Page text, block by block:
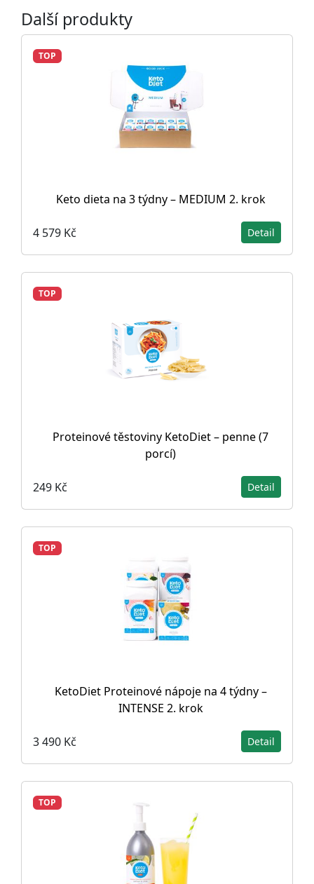
Další produkty
TOP
Keto dieta na 3 týdny – MEDIUM 2. krok
4 579 Kč Detail
TOP
Proteinové těstoviny KetoDiet – penne (7
porcí)
249 Kč Detail
TOP
KetoDiet Proteinové nápoje na 4 týdny –
INTENSE 2. krok
3 490 Kč Detail
TOP